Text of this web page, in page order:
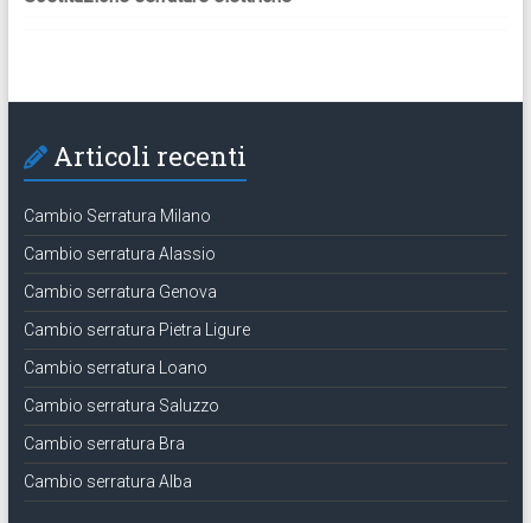
Articoli recenti
Cambio Serratura Milano
Cambio serratura Alassio
Cambio serratura Genova
Cambio serratura Pietra Ligure
Cambio serratura Loano
Cambio serratura Saluzzo
Cambio serratura Bra
Cambio serratura Alba